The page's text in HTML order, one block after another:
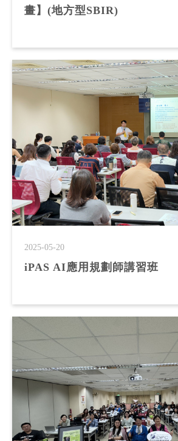
畫】(地方型SBIR)
2025-05-20
iPAS AI應用規劃師講習班